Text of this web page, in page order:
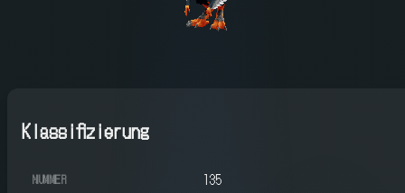
Klassifizierung
NUMMER 135